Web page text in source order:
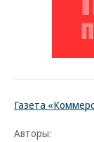
Газета
Авторы: